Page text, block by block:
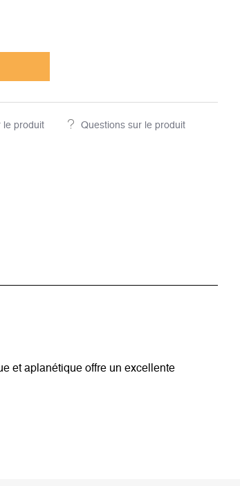
le produit Questions sur le produit
et aplanétique offre un excellente